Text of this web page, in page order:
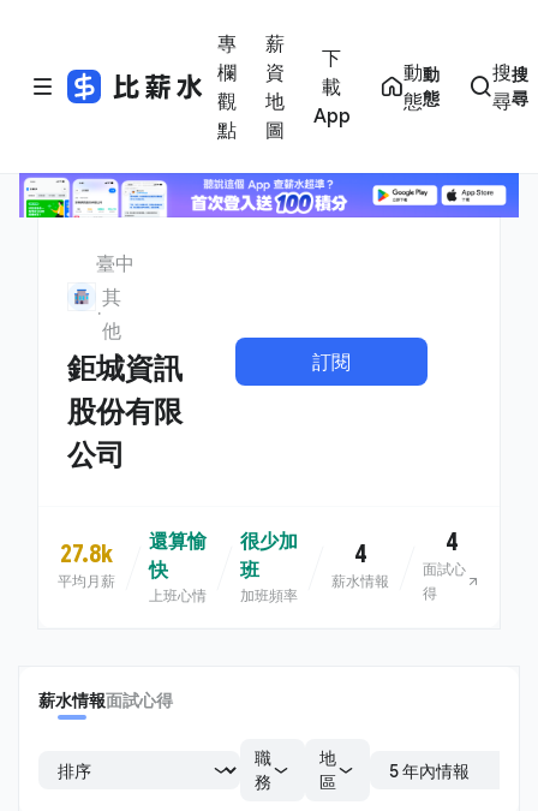
專
欄
觀
點
薪
資
地
圖
下
載
App
動
態
動
態
搜
尋
搜
尋
臺中
其
他
鉅城資訊
股份有限
公司
訂閱
27.8k
平均月薪
還算愉
快
上班心情
很少加
班
加班頻率
4
薪水情報
4
面試心
得
薪水情報面試心得
職
務
地
區